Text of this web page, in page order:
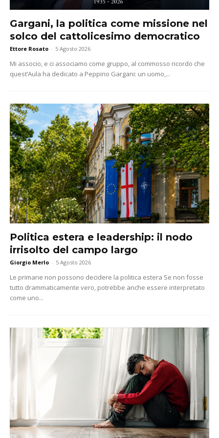
Gargani, la politica come missione nel
solco del cattolicesimo democratico
Ettore Rosato - 5 Agosto 2026
Mi associo, e ci associamo come gruppo, al commosso ricordo che
quest’Aula ha dedicato a Peppino Gargani: un uomo,...
Politica estera e leadership: il nodo
irrisolto del campo largo
Giorgio Merlo - 5 Agosto 2026
Le primarie non possono decidere la politica estera Se non fosse
tutto drammaticamente vero, potrebbe anche essere interpretato
come uno...